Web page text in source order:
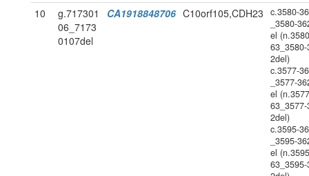
10
g.717301
06_7173
0107del
CA1918848706 C10orf105,CDH23
c.3580-
_3580-
el
63_3580-
2del)
c.3577-
_3577-
el
63_3577-
2del)
c.3595-
_3595-
el
63_3595-